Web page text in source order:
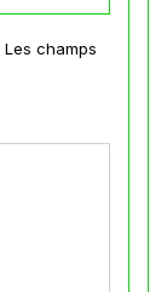
Les champs